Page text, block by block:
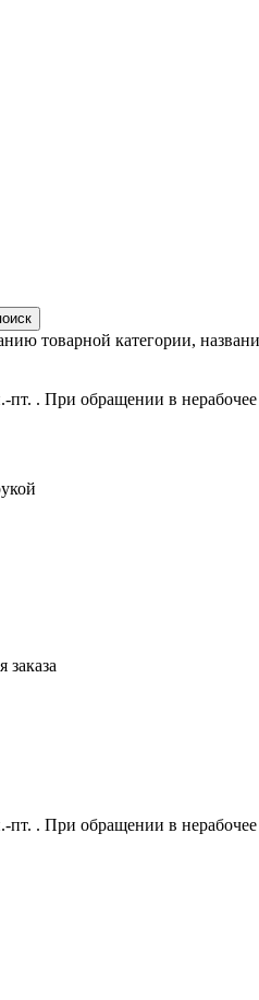
товарной категории,
. При обращении в
. При обращении в